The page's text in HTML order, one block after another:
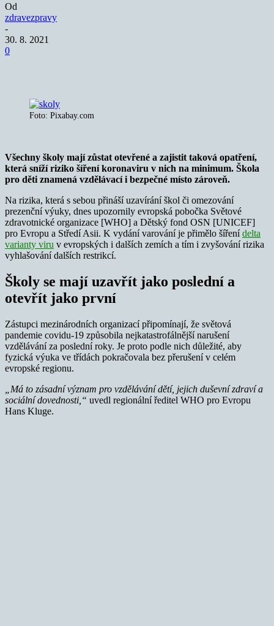
Od
zdravezpravy
-
30. 8. 2021
0
Foto: Pixabay.com
Všechny školy mají zůstat otevřené a zajistit taková opatření,
která sníží riziko šíření koronaviru v nich na minimum. Škola
pro děti znamená vzdělávací i bezpečné místo zároveň.
Na rizika, která s sebou přináší uzavírání škol či omezování
prezenční výuky, dnes upozornily evropská pobočka Světové
zdravotnické organizace [WHO] a Dětský fond OSN [UNICEF]
pro Evropu a Středí Asii. K vydání varování je přimělo šířenídelta
varianty viru v evropských i dalších zemích a tím i zvyšování rizika
vyhlašování dalších restrikcí.
Školy se mají uzavřít jako poslední a
otevřít jako první
Zástupci mezinárodních organizací připomínají, že světová
pandemie covidu-19 způsobila nejkatastrofálnější narušení
vzdělávání za poslední roky. Je proto podle nich důležité, aby
fyzická výuka ve třídách pokračovala bez přerušení v celém
evropské regionu.
„Má to zásadní význam pro vzdělávání dětí, jejich duševní zdraví a
sociální dovednosti,“ uvedl regionální ředitel WHO pro Evropu
Hans Kluge.